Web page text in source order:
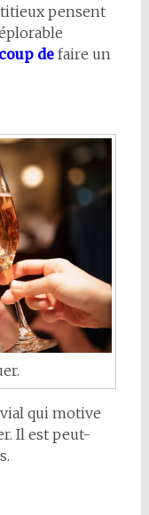
pensent
defaire un
qui motive
Il est peut-